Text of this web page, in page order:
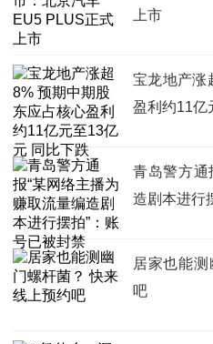
上市
宝龙地产涨
盈利约11亿
青岛警方通
造剧本进行
居家也能
吧